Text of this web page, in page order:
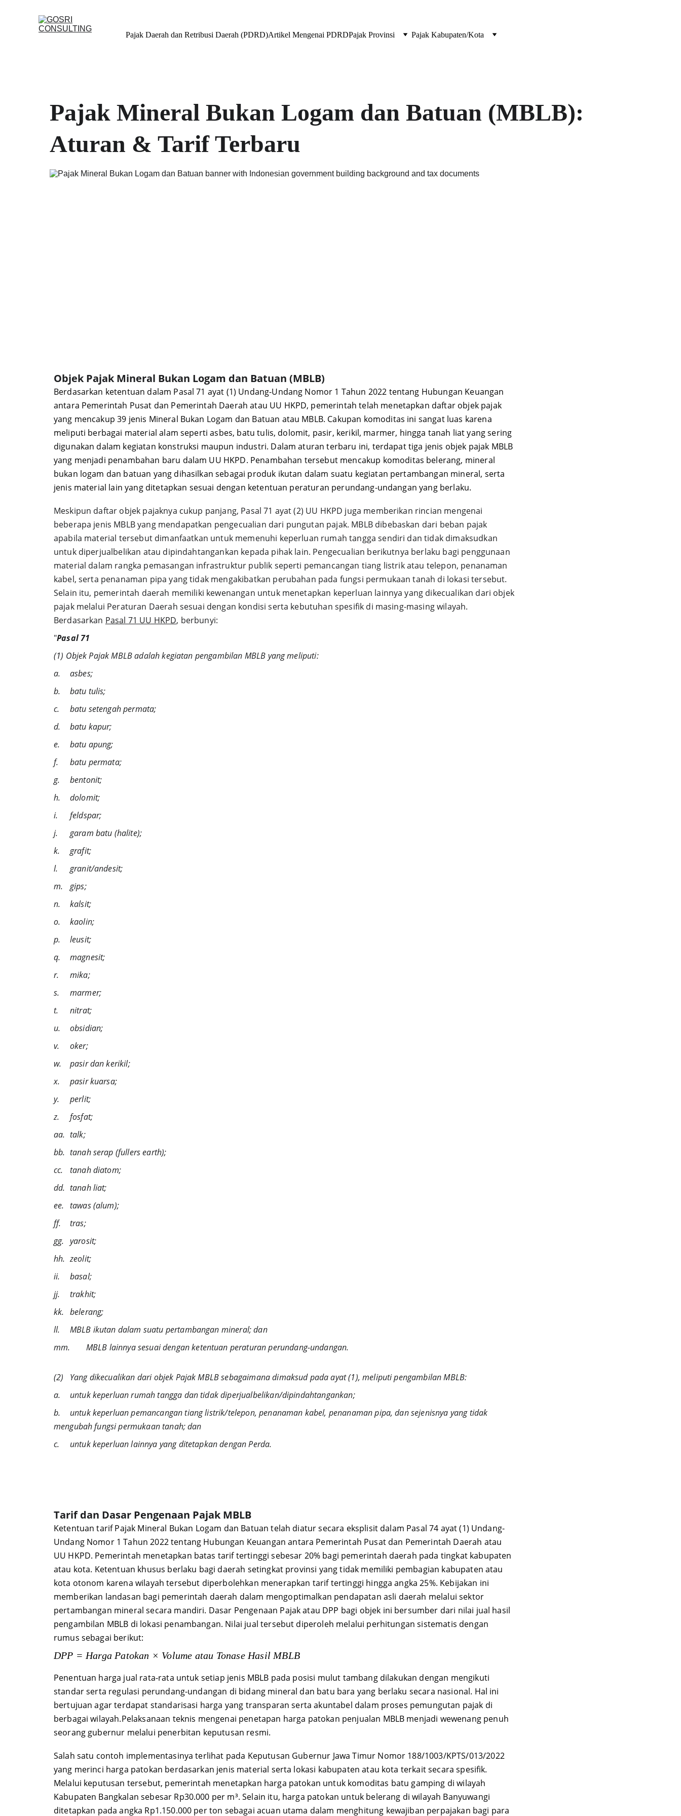
Pajak Daerah dan Retribusi Daerah (PDRD)Artikel Mengenai PDRDPajak Provinsi Pajak Kabupaten/Kota
Pajak Mineral Bukan Logam dan Batuan (MBLB):
Aturan & Tarif Terbaru
Berdasarkan ketentuan dalam Pasal 71 ayat (1) Undang-Undang Nomor 1 Tahun 2022 tentang Hubungan Keuangan
antara Pemerintah Pusat dan Pemerintah Daerah atau UU HKPD, pemerintah telah menetapkan daftar objek pajak
yang mencakup 39 jenis Mineral Bukan Logam dan Batuan atau MBLB. Cakupan komoditas ini sangat luas karena
meliputi berbagai material alam seperti asbes, batu tulis, dolomit, pasir, kerikil, marmer, hingga tanah liat yang sering
digunakan dalam kegiatan konstruksi maupun industri. Dalam aturan terbaru ini, terdapat tiga jenis objek pajak MBLB
yang menjadi penambahan baru dalam UU HKPD. Penambahan tersebut mencakup komoditas belerang, mineral
bukan logam dan batuan yang dihasilkan sebagai produk ikutan dalam suatu kegiatan pertambangan mineral, serta
jenis material lain yang ditetapkan sesuai dengan ketentuan peraturan perundang-undangan yang berlaku.
Meskipun daftar objek pajaknya cukup panjang, Pasal 71 ayat (2) UU HKPD juga memberikan rincian mengenai
beberapa jenis MBLB yang mendapatkan pengecualian dari pungutan pajak. MBLB dibebaskan dari beban pajak
apabila material tersebut dimanfaatkan untuk memenuhi keperluan rumah tangga sendiri dan tidak dimaksudkan
untuk diperjualbelikan atau dipindahtangankan kepada pihak lain. Pengecualian berikutnya berlaku bagi penggunaan
material dalam rangka pemasangan infrastruktur publik seperti pemancangan tiang listrik atau telepon, penanaman
kabel, serta penanaman pipa yang tidak mengakibatkan perubahan pada fungsi permukaan tanah di lokasi tersebut.
Selain itu, pemerintah daerah memiliki kewenangan untuk menetapkan keperluan lainnya yang dikecualikan dari objek
pajak melalui Peraturan Daerah sesuai dengan kondisi serta kebutuhan spesifik di masing-masing wilayah.
Berdasarkan Pasal 71 UU HKPD, berbunyi:
"Pasal 71
(1) Objek Pajak MBLB adalah kegiatan pengambilan MBLB yang meliputi:
a.	asbes;
b.	batu tulis;
c.	batu setengah permata;
d.	batu kapur;
e.	batu apung;
f.	batu permata;
g.	bentonit;
h.	dolomit;
i.	feldspar;
j.	garam batu (halite);
k.	grafit;
l.	granit/andesit;
m.	gips;
n.	kalsit;
o.	kaolin;
p.	leusit;
q.	magnesit;
r.	mika;
s.	marmer;
t.	nitrat;
u.	obsidian;
v.	oker;
w.	pasir dan kerikil;
x.	pasir kuarsa;
y.	perlit;
z.	fosfat;
aa.	talk;
bb.	tanah serap (fullers earth);
cc.	tanah diatom;
dd.	tanah liat;
ee.	tawas (alum);
ff.	tras;
gg.	yarosit;
hh.	zeolit;
ii.	basal;
jj.	trakhit;
kk.	belerang;
ll.	MBLB ikutan dalam suatu pertambangan mineral; dan
mm.	MBLB lainnya sesuai dengan ketentuan peraturan perundang-undangan.
(2)	Yang dikecualikan dari objek Pajak MBLB sebagaimana dimaksud pada ayat (1), meliputi pengambilan MBLB:
a.	untuk keperluan rumah tangga dan tidak diperjualbelikan/dipindahtangankan;
b.	untuk keperluan pemancangan tiang listrik/telepon, penanaman kabel, penanaman pipa, dan sejenisnya yang tidak
mengubah fungsi permukaan tanah; dan
c.	untuk keperluan lainnya yang ditetapkan dengan Perda.
Objek Pajak Mineral Bukan Logam dan Batuan (MBLB)
Tarif dan Dasar Pengenaan Pajak MBLB
Ketentuan tarif Pajak Mineral Bukan Logam dan Batuan telah diatur secara eksplisit dalam Pasal 74 ayat (1) Undang-
Undang Nomor 1 Tahun 2022 tentang Hubungan Keuangan antara Pemerintah Pusat dan Pemerintah Daerah atau
UU HKPD. Pemerintah menetapkan batas tarif tertinggi sebesar 20% bagi pemerintah daerah pada tingkat kabupaten
atau kota. Ketentuan khusus berlaku bagi daerah setingkat provinsi yang tidak memiliki pembagian kabupaten atau
kota otonom karena wilayah tersebut diperbolehkan menerapkan tarif tertinggi hingga angka 25%. Kebijakan ini
memberikan landasan bagi pemerintah daerah dalam mengoptimalkan pendapatan asli daerah melalui sektor
pertambangan mineral secara mandiri. Dasar Pengenaan Pajak atau DPP bagi objek ini bersumber dari nilai jual hasil
pengambilan MBLB di lokasi penambangan. Nilai jual tersebut diperoleh melalui perhitungan sistematis dengan
rumus sebagai berikut:
DPP = Harga Patokan × Volume atau Tonase Hasil MBLB
Penentuan harga jual rata-rata untuk setiap jenis MBLB pada posisi mulut tambang dilakukan dengan mengikuti
standar serta regulasi perundang-undangan di bidang mineral dan batu bara yang berlaku secara nasional. Hal ini
bertujuan agar terdapat standarisasi harga yang transparan serta akuntabel dalam proses pemungutan pajak di
berbagai wilayah.Pelaksanaan teknis mengenai penetapan harga patokan penjualan MBLB menjadi wewenang penuh
seorang gubernur melalui penerbitan keputusan resmi.
Salah satu contoh implementasinya terlihat pada Keputusan Gubernur Jawa Timur Nomor 188/1003/KPTS/013/2022
yang merinci harga patokan berdasarkan jenis material serta lokasi kabupaten atau kota terkait secara spesifik.
Melalui keputusan tersebut, pemerintah menetapkan harga patokan untuk komoditas batu gamping di wilayah
Kabupaten Bangkalan sebesar Rp30.000 per m³. Selain itu, harga patokan untuk belerang di wilayah Banyuwangi
ditetapkan pada angka Rp1.150.000 per ton sebagai acuan utama dalam menghitung kewajiban perpajakan bagi para